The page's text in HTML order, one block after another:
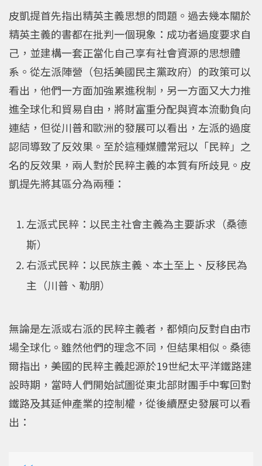
皮凱提首先指出精英主義思想的問題。過去幾本關於
精英主義的書都在批判一個現象：成功者過度要求自
己，並建構一套正當化自己享有社會資源的思想體
系。從左派陣營（包括美國民主黨政府）的政策可以
看出，他們一方面加強累進稅制，另一方面又大力推
進全球化和貿易自由，將財富重分配與資本流動負向
連結，但從川普和歐洲的發展可以看出，左派的過度
認同導致了反效果。至於這種媒體常冠以「民粹」之
名的反效果，兩人對於民粹主義的本質有所歧見。皮
凱提先將其區分為兩種：
左派式民粹：以民主社會主義為主要訴求（桑德
斯）
右派式民粹：以民族主義、本土至上、反移民為
主（川普、勒朋）
無論是左派或右派的民粹主義者，都傾向反對自由市
場全球化。雖然他們的理念不同，但結果相似。桑德
爾指出，美國的民粹主義起源於19世紀太平洋鐵路建
設時期，當時人們開始試圖從東北部財團手中奪回對
鐵路及其延伸產業的控制權，從後續歷史發展可以看
出：